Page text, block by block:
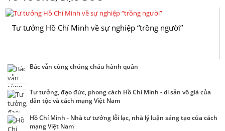
Tư tưởng Hồ Chí Minh về sự nghiệp “trồng người”
Bác vẫn cùng chúng cháu hành quân
Tư tưởng, đạo đức, phong cách Hồ Chí Minh - di sản vô giá của
dân tộc và cách mạng Việt Nam
Hồ Chí Minh - Nhà tư tưởng lỗi lạc, nhà lý luận sáng tạo của cách
mạng Việt Nam